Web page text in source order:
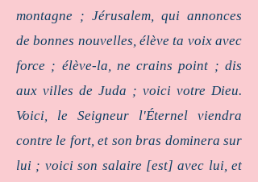
montagne ; Jérusalem, qui annonces
de bonnes nouvelles, élève ta voix avec
force ; élève-la, ne crains point ; dis
aux villes de Juda ; voici votre Dieu.
Voici, le Seigneur l'Éternel viendra
contre le fort, et son bras dominera sur
lui ; voici son salaire [est] avec lui, et